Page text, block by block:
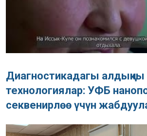
Диагностикадагы алдыңкы
технологиялар: УФБ
секвенирлөө үчүн